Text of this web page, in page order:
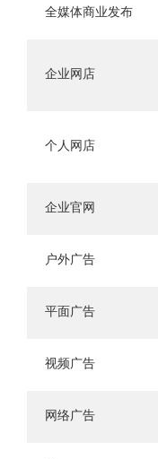
全媒体商业发布
企业网店
个人网店
企业官网
户外广告
平面广告
视频广告
网络广告